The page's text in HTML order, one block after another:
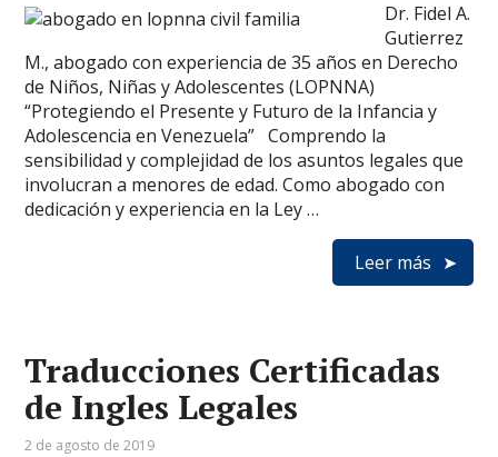
Dr. Fidel A.
Gutierrez
M., abogado con experiencia de 35 años en Derecho
de Niños, Niñas y Adolescentes (LOPNNA)
“Protegiendo el Presente y Futuro de la Infancia y
Adolescencia en Venezuela” Comprendo la
sensibilidad y complejidad de los asuntos legales que
involucran a menores de edad. Como abogado con
dedicación y experiencia en la Ley …
Leer más
Traducciones Certificadas
de Ingles Legales
2 de agosto de 2019